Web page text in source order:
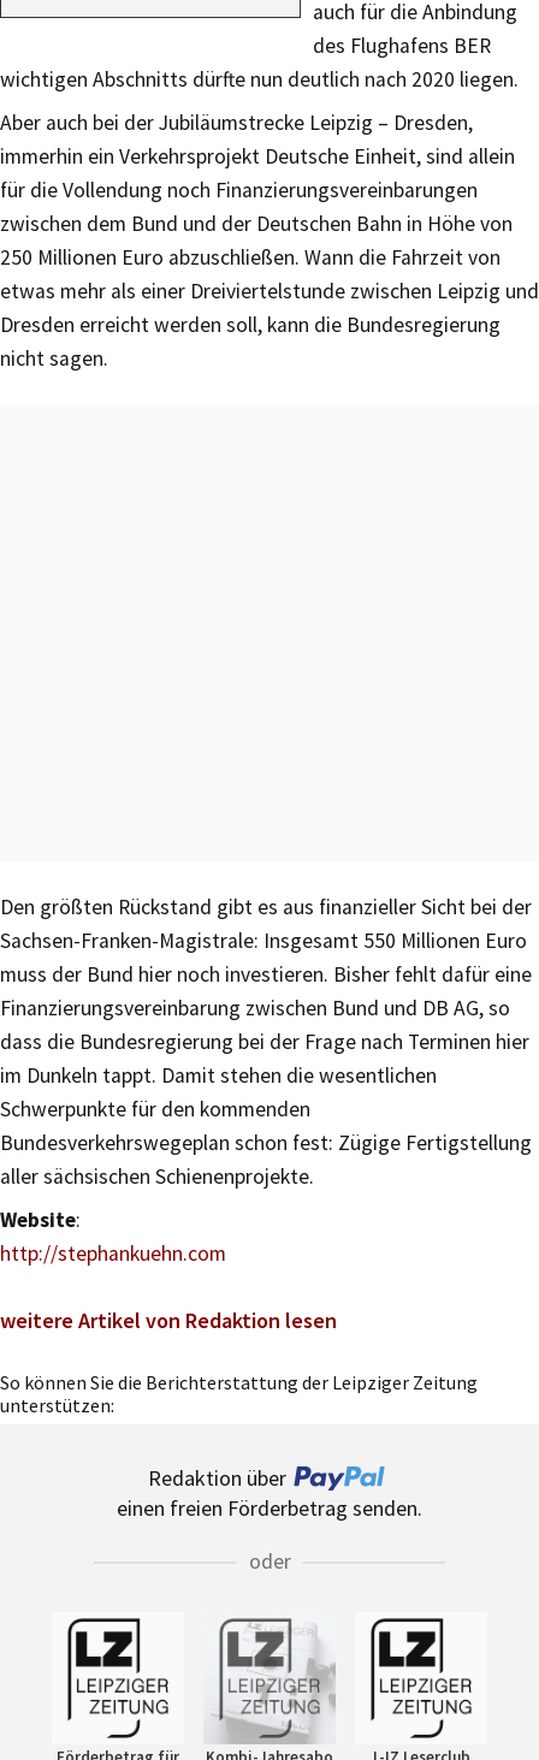
auch für die Anbindung
des Flughafens BER
wichtigen Abschnitts dürfte nun deutlich nach 2020 liegen.
Aber auch bei der Jubiläumstrecke Leipzig – Dresden,
immerhin ein Verkehrsprojekt Deutsche Einheit, sind allein
für die Vollendung noch Finanzierungsvereinbarungen
zwischen dem Bund und der Deutschen Bahn in Höhe von
250 Millionen Euro abzuschließen. Wann die Fahrzeit von
etwas mehr als einer Dreiviertelstunde zwischen Leipzig und
Dresden erreicht werden soll, kann die Bundesregierung
nicht sagen.
Den größten Rückstand gibt es aus finanzieller Sicht bei der
Sachsen-Franken-Magistrale: Insgesamt 550 Millionen Euro
muss der Bund hier noch investieren. Bisher fehlt dafür eine
Finanzierungsvereinbarung zwischen Bund und DB AG, so
dass die Bundesregierung bei der Frage nach Terminen hier
im Dunkeln tappt. Damit stehen die wesentlichen
Schwerpunkte für den kommenden
Bundesverkehrswegeplan schon fest: Zügige Fertigstellung
aller sächsischen Schienenprojekte.
Website:
http://stephankuehn.com
weitere Artikel von Redaktion lesen
So können Sie die Berichterstattung der Leipziger Zeitung
unterstützen:
Redaktion über
einen freien Förderbetrag senden.
oder